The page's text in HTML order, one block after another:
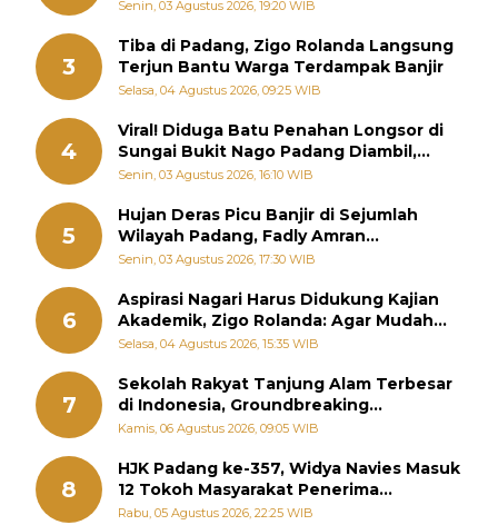
Senin, 03 Agustus 2026, 19:20 WIB
3
Tiba di Padang, Zigo Rolanda Langsung
Terjun Bantu Warga Terdampak Banjir
Selasa, 04 Agustus 2026, 09:25 WIB
4
Viral! Diduga Batu Penahan Longsor di
Sungai Bukit Nago Padang Diambil,
Warga Khawatir Bencana Terulang
Senin, 03 Agustus 2026, 16:10 WIB
5
Hujan Deras Picu Banjir di Sejumlah
Wilayah Padang, Fadly Amran
Perintahkan OPD Siaga
Senin, 03 Agustus 2026, 17:30 WIB
6
Aspirasi Nagari Harus Didukung Kajian
Akademik, Zigo Rolanda: Agar Mudah
Diperjuangkan di Kementerian
Selasa, 04 Agustus 2026, 15:35 WIB
7
Sekolah Rakyat Tanjung Alam Terbesar
di Indonesia, Groundbreaking
September
Kamis, 06 Agustus 2026, 09:05 WIB
8
HJK Padang ke-357, Widya Navies Masuk
12 Tokoh Masyarakat Penerima
Penghargaan Pemko Padang
Rabu, 05 Agustus 2026, 22:25 WIB